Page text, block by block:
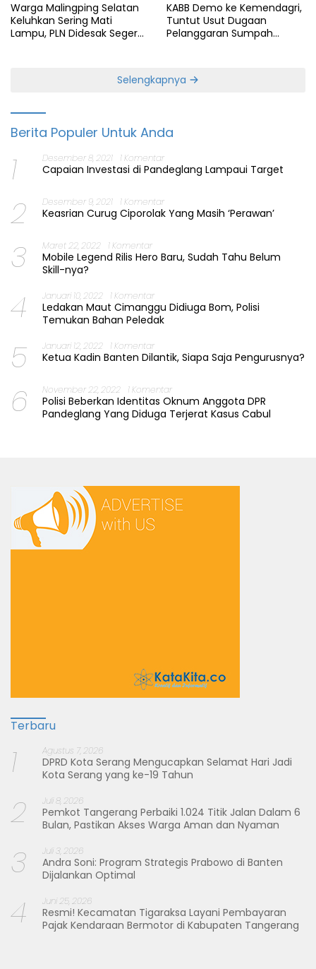
Warga Malingping Selatan
Keluhkan Sering Mati
Lampu, PLN Didesak Segera
KABB Demo ke Kemendagri,
Tuntut Usut Dugaan
Pelanggaran Sumpah
Selengkapnya
Berita Populer Untuk Anda
1 Desember 8, 2021 1 Komentar
Capaian Investasi di Pandeglang Lampaui Target
2 Desember 9, 2021 1 Komentar
Keasrian Curug Ciporolak Yang Masih ‘Perawan’
3 Maret 22, 2022 1 Komentar
Mobile Legend Rilis Hero Baru, Sudah Tahu Belum
Skill-nya?
4 Januari 10, 2022 1 Komentar
Ledakan Maut Cimanggu Didiuga Bom, Polisi
Temukan Bahan Peledak
5 Januari 12, 2022 1 Komentar
Ketua Kadin Banten Dilantik, Siapa Saja Pengurusnya?
6 November 22, 2022 1 Komentar
Polisi Beberkan Identitas Oknum Anggota DPR
Pandeglang Yang Diduga Terjerat Kasus Cabul
Terbaru
1 Agustus 7, 2026
DPRD Kota Serang Mengucapkan Selamat Hari Jadi
Kota Serang yang ke-19 Tahun
2 Juli 8, 2026
Pemkot Tangerang Perbaiki 1.024 Titik Jalan Dalam 6
Bulan, Pastikan Akses Warga Aman dan Nyaman
3 Juli 3, 2026
Andra Soni: Program Strategis Prabowo di Banten
Dijalankan Optimal
4 Juni 25, 2026
Resmi! Kecamatan Tigaraksa Layani Pembayaran
Pajak Kendaraan Bermotor di Kabupaten Tangerang